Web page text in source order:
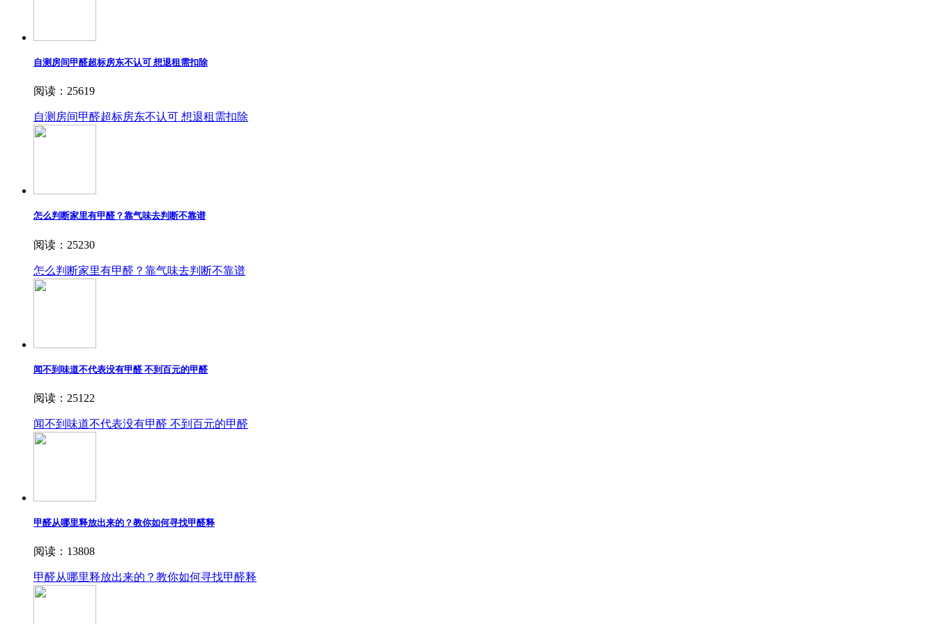
自测房间甲醛超标房东不认可 想退租需扣除
阅读：25619
自测房间甲醛超标房东不认可 想退租需扣除
怎么判断家里有甲醛？靠气味去判断不靠谱
阅读：25230
怎么判断家里有甲醛？靠气味去判断不靠谱
闻不到味道不代表没有甲醛 不到百元的甲醛
阅读：25122
闻不到味道不代表没有甲醛 不到百元的甲醛
甲醛从哪里释放出来的？教你如何寻找甲醛释
阅读：13808
甲醛从哪里释放出来的？教你如何寻找甲醛释